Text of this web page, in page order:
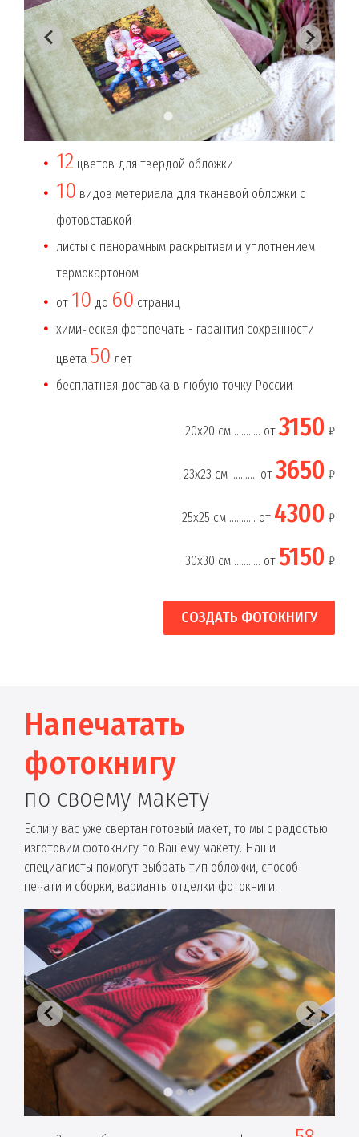
12 цветов для твердой обложки
10 видов метериала для тканевой обложки с
фотовставкой
листы с панорамным раскрытием и уплотнением
термокартоном
от 10 до 60 страниц
химическая фотопечать - гарантия сохранности
цвета 50 лет
бесплатная доставка в любую точку России
20х20 см ........... от 3150 ₽
23х23 см ........... от 3650 ₽
25х25 см ........... от 4300 ₽
30х30 см ........... от 5150 ₽
СОЗДАТЬ ФОТОКНИГУ
Напечатать
фотокнигу
по своему макету
Если у вас уже свертан готовый макет, то мы с радостью
изготовим фотокнигу по Вашему макету. Наши
специалисты помогут выбрать тип обложки, способ
печати и сборки, варианты отделки фотокниги.